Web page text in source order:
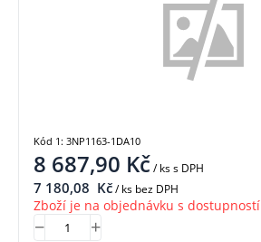
8 687,90 Kč/ kss DPH
7 180,08 Kč/ ks bez DPH
Zboží je na objednávku s dostupností
Kód 1: 3NP1163-1DA10